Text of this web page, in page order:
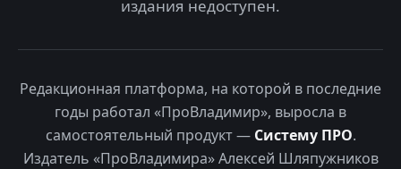
издания недоступен.
Редакционная платформа, на которой в последние
годы работал «ПроВладимир», выросла в
самостоятельный продукт — Систему ПРО.
Издатель «ПроВладимира» Алексей Шляпужников